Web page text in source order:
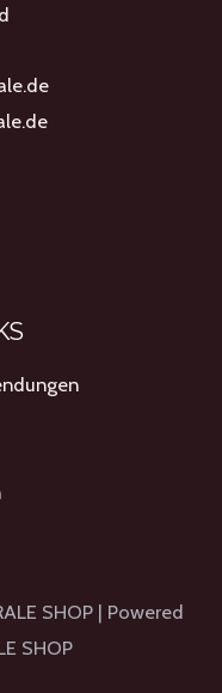
SHOP | Powered
SHOP